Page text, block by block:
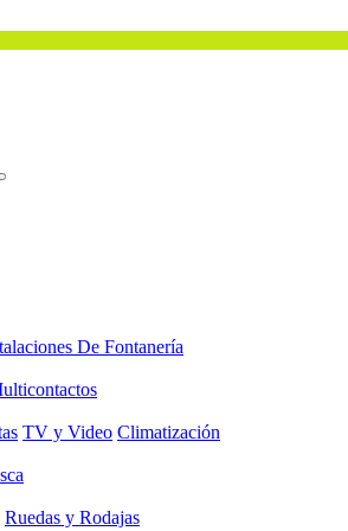
De Fontanería
TV y Video Climatización
Ruedas y Rodajas